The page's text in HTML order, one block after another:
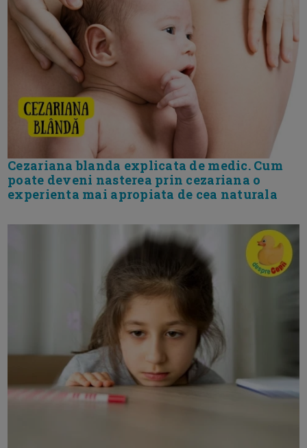
Cezariana blanda explicata de medic. Cum
poate deveni nasterea prin cezariana o
experienta mai apropiata de cea naturala